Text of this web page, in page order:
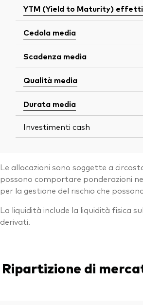
YTM (Yield to Maturity)
Cedola media
Scadenza media
Qualità media
Durata media
Investimenti cash
Le allocazioni sono soggette a
possono comportare ponderazioni
per la gestione del rischio che
La liquidità include la liquidità fisica
derivati.
Ripartizione di